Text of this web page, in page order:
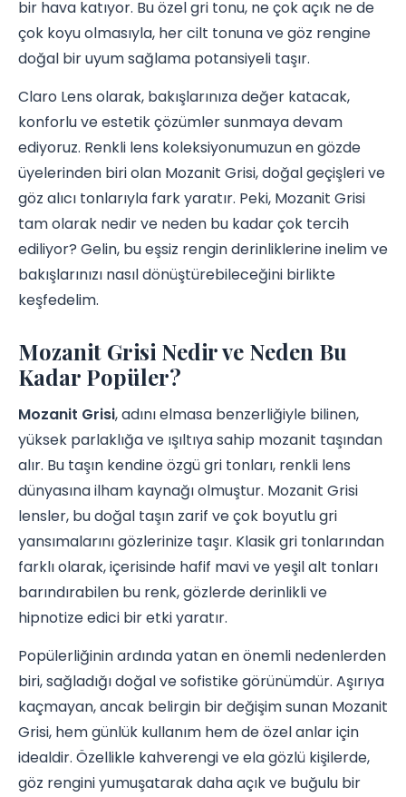
bir hava katıyor. Bu özel gri tonu, ne çok açık ne de
çok koyu olmasıyla, her cilt tonuna ve göz rengine
doğal bir uyum sağlama potansiyeli taşır.
Claro Lens olarak, bakışlarınıza değer katacak,
konforlu ve estetik çözümler sunmaya devam
ediyoruz. Renkli lens koleksiyonumuzun en gözde
üyelerinden biri olan Mozanit Grisi, doğal geçişleri ve
göz alıcı tonlarıyla fark yaratır. Peki, Mozanit Grisi
tam olarak nedir ve neden bu kadar çok tercih
ediliyor? Gelin, bu eşsiz rengin derinliklerine inelim ve
bakışlarınızı nasıl dönüştürebileceğini birlikte
keşfedelim.
Mozanit Grisi Nedir ve Neden Bu
Kadar Popüler?
Mozanit Grisi, adını elmasa benzerliğiyle bilinen,
yüksek parlaklığa ve ışıltıya sahip mozanit taşından
alır. Bu taşın kendine özgü gri tonları, renkli lens
dünyasına ilham kaynağı olmuştur. Mozanit Grisi
lensler, bu doğal taşın zarif ve çok boyutlu gri
yansımalarını gözlerinize taşır. Klasik gri tonlarından
farklı olarak, içerisinde hafif mavi ve yeşil alt tonları
barındırabilen bu renk, gözlerde derinlikli ve
hipnotize edici bir etki yaratır.
Popülerliğinin ardında yatan en önemli nedenlerden
biri, sağladığı doğal ve sofistike görünümdür. Aşırıya
kaçmayan, ancak belirgin bir değişim sunan Mozanit
Grisi, hem günlük kullanım hem de özel anlar için
idealdir. Özellikle kahverengi ve ela gözlü kişilerde,
göz rengini yumuşatarak daha açık ve buğulu bir